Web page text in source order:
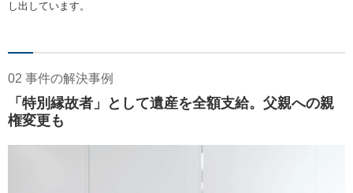
し出しています。
02 事件の解決事例
「特別縁故者」として遺産を全額支給。父親への親
権変更も